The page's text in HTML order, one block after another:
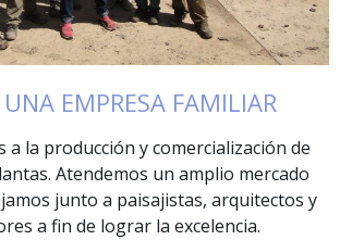
EMPRESA FAMILIAR
a la producción y comercialización de
Atendemos un amplio mercado
junto a paisajistas, arquitectos y
a fin de lograr la excelencia.​